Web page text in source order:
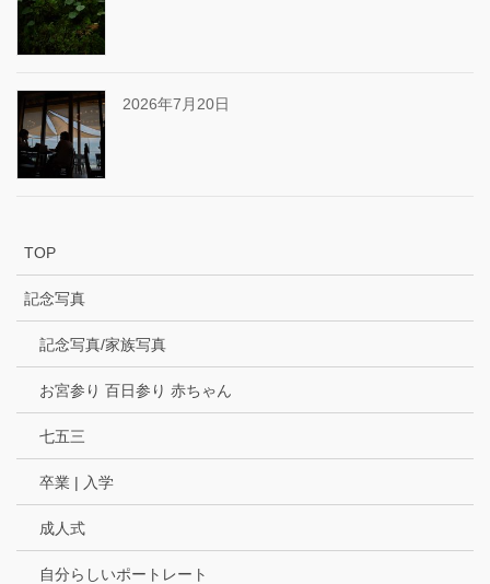
2026年7月20日
TOP
記念写真
記念写真/家族写真
お宮参り 百日参り 赤ちゃん
七五三
卒業 | 入学
成人式
自分らしいポートレート